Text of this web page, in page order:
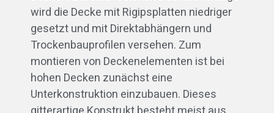
wird die Decke mit Rigipsplatten niedriger
gesetzt und mit Direktabhängern und
Trockenbauprofilen versehen. Zum
montieren von Deckenelementen ist bei
hohen Decken zunächst eine
Unterkonstruktion einzubauen. Dieses